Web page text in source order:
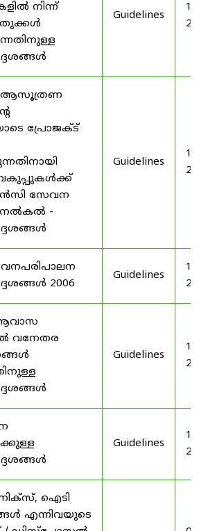
നിന്ന്
Guidelines
ആസൂത്രണ
പ്രോജക്ട്
സേവന
നൽകൽ -
Guidelines
വനപരിപാലന
2006
Guidelines
ആവാസ
വനേതര
Guidelines
Guidelines
ഐടി
എന്നിവയുടെ